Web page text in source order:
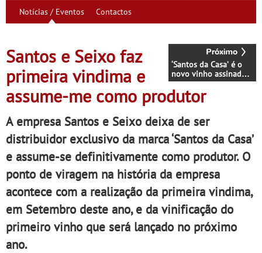
Notícias / Eventos Contactos
‘Santos da Casa’ é o
novo vinho assinado
pelo enólogo Hélder
Cunha
Santos e Seixo faz
primeira vindima e
assume-me como produtor
A empresa Santos e Seixo deixa de ser
distribuidor exclusivo da marca ‘Santos da Casa’
e assume-se definitivamente como produtor. O
ponto de viragem na história da empresa
acontece com a realização da primeira vindima,
em Setembro deste ano, e da vinificação do
primeiro vinho que será lançado no próximo
ano.